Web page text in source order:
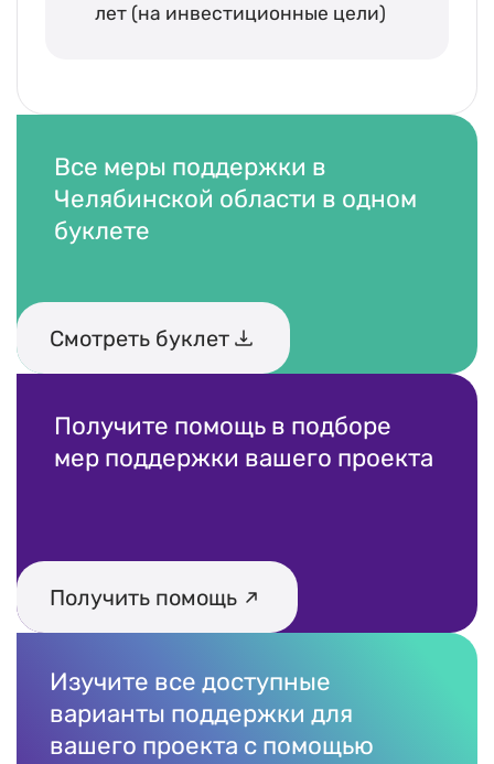
лет (на инвестиционные цели)
Все меры поддержки в
Челябинской области в одном
буклете
Смотреть буклет
Получите помощь в подборе
мер поддержки вашего проекта
Получить помощь
Изучите все доступные
варианты поддержки для
вашего проекта с помощью